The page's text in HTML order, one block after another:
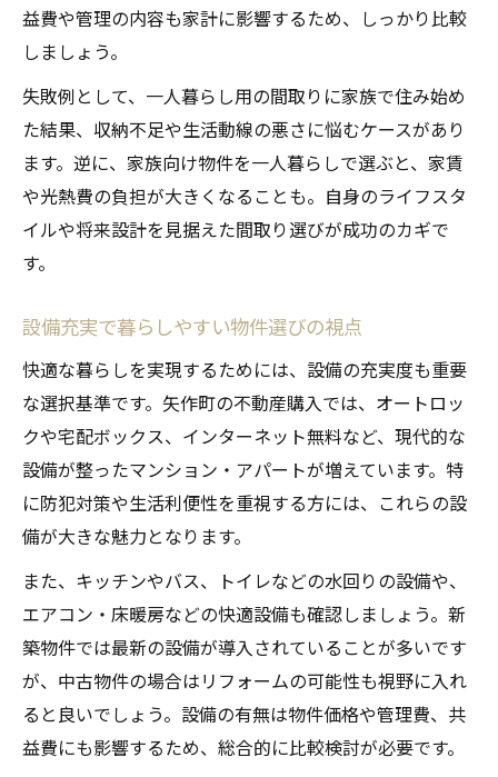
益費や管理の内容も家計に影響するため、しっかり比較
しましょう。
失敗例として、一人暮らし用の間取りに家族で住み始め
た結果、収納不足や生活動線の悪さに悩むケースがあり
ます。逆に、家族向け物件を一人暮らしで選ぶと、家賃
や光熱費の負担が大きくなることも。自身のライフスタ
イルや将来設計を見据えた間取り選びが成功のカギで
す。
設備充実で暮らしやすい物件選びの視点
快適な暮らしを実現するためには、設備の充実度も重要
な選択基準です。矢作町の不動産購入では、オートロッ
クや宅配ボックス、インターネット無料など、現代的な
設備が整ったマンション・アパートが増えています。特
に防犯対策や生活利便性を重視する方には、これらの設
備が大きな魅力となります。
また、キッチンやバス、トイレなどの水回りの設備や、
エアコン・床暖房などの快適設備も確認しましょう。新
築物件では最新の設備が導入されていることが多いです
が、中古物件の場合はリフォームの可能性も視野に入れ
ると良いでしょう。設備の有無は物件価格や管理費、共
益費にも影響するため、総合的に比較検討が必要です。